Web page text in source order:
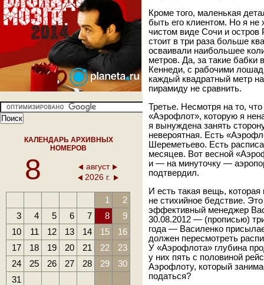
КАЛЕНДАРЬ АРХИВНЫХ
НОМЕРОВ
8
август
2026 г.
1
2
3
4 5 6 7 8
9
10
11 12 13 14 15
16
17
18 19 20 21 22
23
24
25 26 27 28 29
30
31
Кроме того, маленькая
быть его клиентом. Но я
чистом виде Сочи и остров
стоит в три раза больше
осваивали наибольшее
метров. Да, за такие
Кеннеди, с рабочими
каждый квадратный метр
пирамиду не сравнить.
Третье. Несмотря на то,
«Аэрофлот», которую я
я вынуждена занять
невероятная. Есть
Шереметьево. Есть
месяцев. Вот весной
и — на минуточку —
подтвердил.
И есть такая вещь,
не стихийное бедствие.
эффективный менеджер
30.08.2012 — (прописью)
года — Василенко
должен пересмотреть
У «Аэрофлота» глубина
у них пять с половиной
Аэрофлоту, который
податься?